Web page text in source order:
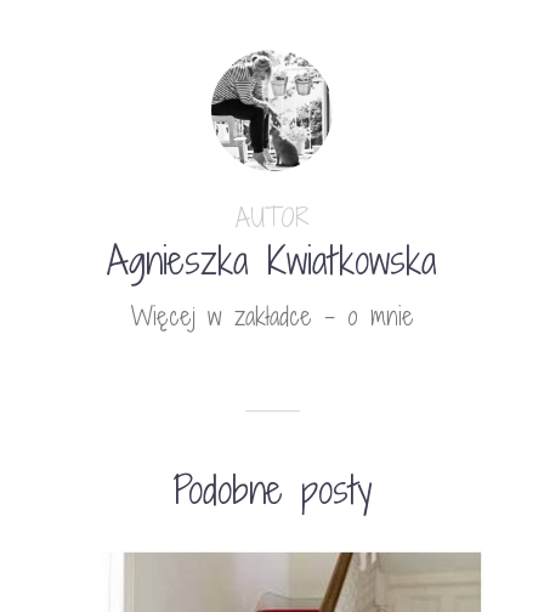
AUTOR
Agnieszka Kwiatkowska
Więcej w zakładce - o mnie
Podobne posty